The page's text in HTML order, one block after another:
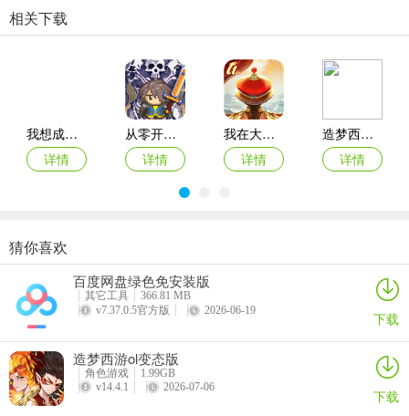
种，一种是真爱党，就是我中意其中某个角色，那初始你就直接刷你
什么样的初始比较好呢？
1、首先你要了解这个游戏有很多部分组成，剧情图，讨伐，迷宫，祭
坛，深渊，竞技场等等，不同的图所需求的阵容是不一样的，但是会
有很多重合的角色，所以我们初始的角色就应该是那种万金油角色，
少，后续不一定能大量抽出角色），然后你要知道这游戏系统通过任
暗枪（打人加攻，技能加成高）
3、那么一个四人队伍里面就还缺奶妈和盾这两个角色，但是要注意的
是，这个游戏虽然有占位一说，但是敌人依然还是会越过第一个人，
攻击后排的人，只能说攻击第一位的概率稍微大点，所以没有挑衅的
盾不能算盾，
4、起不到保护后排的机会，所以也不一定需要盾奶辅助输出的组合，
因为你可以把奶妈当t放在第一个，然后辅助双输出，如此看来，奶妈
相关下载
我想成为影之强者国际服最新版本
详情
从零开始：结束
详情
我在大清当皇帝折扣端
详情
造梦西游ol腾讯版
详情
原始传奇oppo版登录器
详情
梦幻西游ios版
详情
永恒之塔2苹果版
原始传奇百度客户端
猜你喜欢
百度网盘绿色免安装版
其它工具
366.81 MB
v7.37.0.5官方版
2026-06-19 下载
造梦西游ol变态版
角色游戏
1.99GB
v14.4.1
2026-07-06 下载